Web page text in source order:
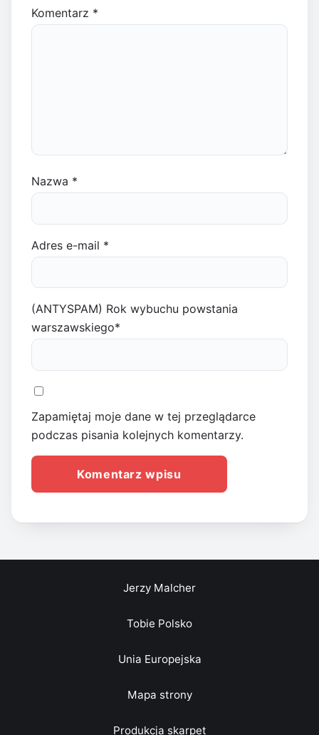
Komentarz *
Nazwa *
Adres e-mail *
(ANTYSPAM) Rok wybuchu powstania
warszawskiego*
Zapamiętaj moje dane w tej przeglądarce
podczas pisania kolejnych komentarzy.
Jerzy Malcher
Tobie Polsko
Unia Europejska
Mapa strony
Produkcja skarpet